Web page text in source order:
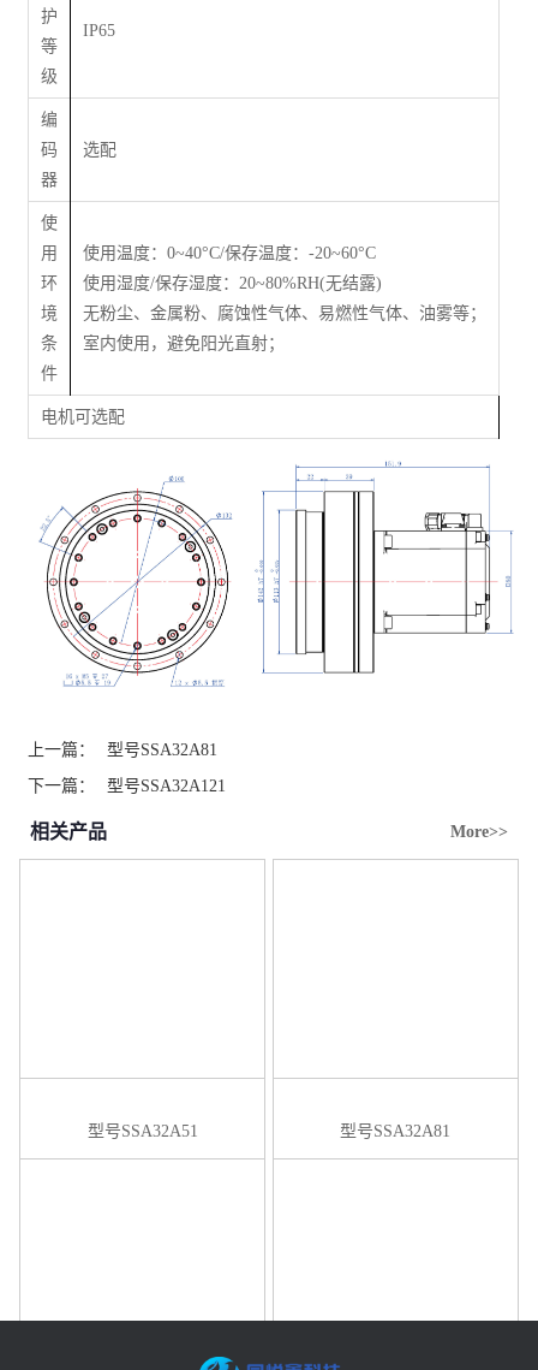
护
等
级
IP65
编
码
器
选配
使
用
环
境
条
件
使用温度：0~40°C/保存温度：‐20~60°C
使用湿度/保存湿度：20~80%RH(无结露)
无粉尘、金属粉、腐蚀性气体、易燃性气体、油雾等；
室内使用，避免阳光直射；
电机可选配
上一篇：
型号SSA32A81
下一篇：
型号SSA32A121
相关产品 More>>
型号SSA32A51 型号SSA32A81